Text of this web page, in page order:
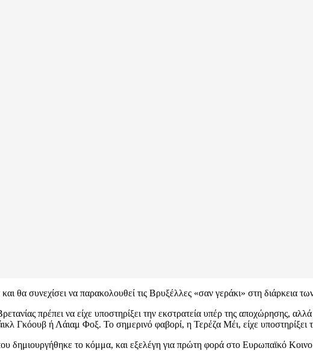
θα συνεχίσει να παρακολουθεί τις Βρυξέλλες «σαν γεράκι» στη διάρκεια
πρέπει να είχε υποστηρίξει την εκστρατεία υπέρ της αποχώρησης,
Γκόουβ ή Λάιαμ Φοξ. Το σημερινό φαβορί, η Τερέζα Μέι, είχε υποστηρίξει
δημιουργήθηκε το κόμμα, και εξελέγη για πρώτη φορά στο Ευρωπαϊκό